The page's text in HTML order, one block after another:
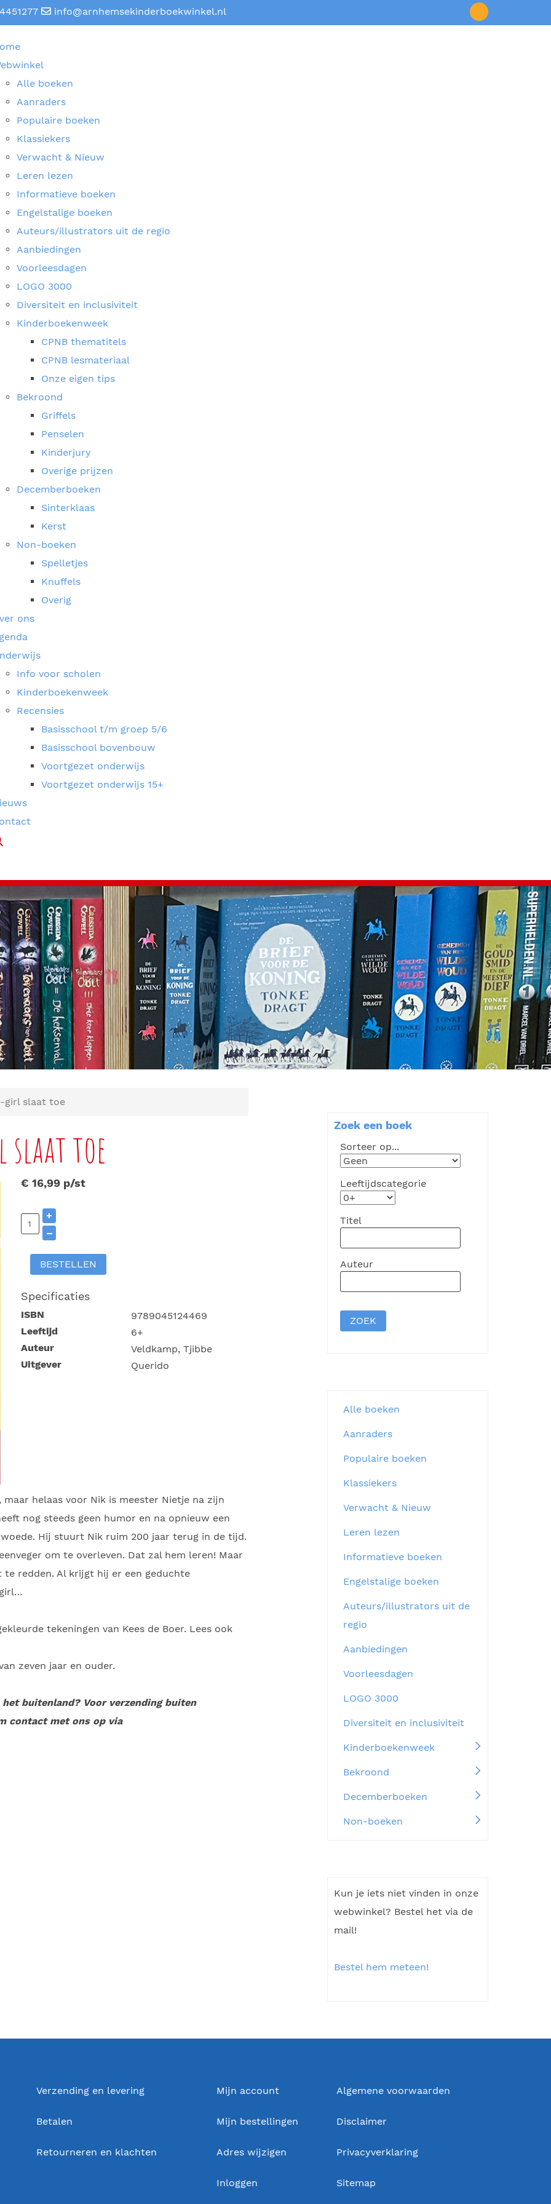
info@arnhemsekinderboekwinkel.nl
Alle boeken
Aanraders
Populaire boeken
Klassiekers
Verwacht & Nieuw
Leren lezen
Informatieve boeken
Engelstalige boeken
Auteurs/illustrators uit de regio
Aanbiedingen
Voorleesdagen
LOGO 3000
Diversiteit en inclusiviteit
Kinderboekenweek
CPNB thematitels
CPNB lesmateriaal
Onze eigen tips
Bekroond
Griffels
Penselen
Kinderjury
Overige prijzen
Decemberboeken
Sinterklaas
Kerst
Non-boeken
Spelletjes
Knuffels
Overig
ons
Info voor scholen
Kinderboekenweek
Recensies
Basisschool t/m groep 5/6
Basisschool bovenbouw
Voortgezet onderwijs
Voortgezet onderwijs 15+
girl slaat toe
slaat toe
€ 16,99 p/st
+
–
BESTELLEN
Specificaties
ISBN
9789045124469
Leeftijd
6+
Auteur
Veldkamp, Tjibbe
Uitgever
Querido
helaas voor Nik is meester Nietje na zijn
nog steeds geen humor en na opnieuw een
Hij stuurt Nik ruim 200 jaar terug in de tijd.
om te overleven. Dat zal hem leren! Maar
redden. Al krijgt hij er een geduchte
tekeningen van Kees de Boer. Lees ook
zeven jaar en ouder.
buitenland? Voor verzending buiten
contact met ons op via
Zoek een boek
Sorteer op...
Leeftijdscategorie
Titel
Auteur
Alle boeken
Aanraders
Populaire boeken
Klassiekers
Verwacht & Nieuw
Leren lezen
Informatieve boeken
Engelstalige boeken
Auteurs/illustrators uit de
regio
Aanbiedingen
Voorleesdagen
LOGO 3000
Diversiteit en inclusiviteit
Kinderboekenweek
Bekroond
Decemberboeken
Non-boeken
Kun je iets niet vinden in onze
webwinkel? Bestel het via de
mail!
Bestel hem meteen!
Verzending en levering
Betalen
Retourneren en klachten
Mijn account
Mijn bestellingen
Adres wijzigen
Inloggen
Algemene voorwaarden
Disclaimer
Privacyverklaring
Sitemap